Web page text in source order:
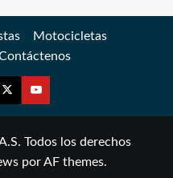
Motocicletas
Todos los derechos
por AF themes.